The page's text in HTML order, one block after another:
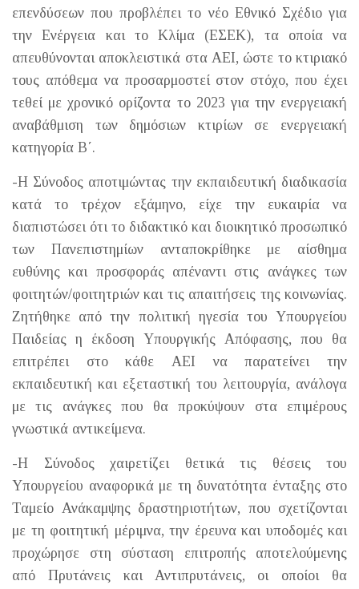
επενδύσεων που προβλέπει το νέο Εθνικό Σχέδιο για
την Ενέργεια και το Κλίμα (ΕΣΕΚ), τα οποία να
απευθύνονται αποκλειστικά στα ΑΕΙ, ώστε το κτιριακό
τους απόθεμα να προσαρμοστεί στον στόχο, που έχει
τεθεί με χρονικό ορίζοντα το 2023 για την ενεργειακή
αναβάθμιση των δημόσιων κτιρίων σε ενεργειακή
κατηγορία Β΄.
-Η Σύνοδος αποτιμώντας την εκπαιδευτική διαδικασία
κατά το τρέχον εξάμηνο, είχε την ευκαιρία να
διαπιστώσει ότι το διδακτικό και διοικητικό προσωπικό
των Πανεπιστημίων ανταποκρίθηκε με αίσθημα
ευθύνης και προσφοράς απέναντι στις ανάγκες των
φοιτητών/φοιτητριών και τις απαιτήσεις της κοινωνίας.
Ζητήθηκε από την πολιτική ηγεσία του Υπουργείου
Παιδείας η έκδοση Υπουργικής Απόφασης, που θα
επιτρέπει στο κάθε ΑΕΙ να παρατείνει την
εκπαιδευτική και εξεταστική του λειτουργία, ανάλογα
με τις ανάγκες που θα προκύψουν στα επιμέρους
γνωστικά αντικείμενα.
-Η Σύνοδος χαιρετίζει θετικά τις θέσεις του
Υπουργείου αναφορικά με τη δυνατότητα ένταξης στο
Ταμείο Ανάκαμψης δραστηριοτήτων, που σχετίζονται
με τη φοιτητική μέριμνα, την έρευνα και υποδομές και
προχώρησε στη σύσταση επιτροπής αποτελούμενης
από Πρυτάνεις και Αντιπρυτάνεις, οι οποίοι θα